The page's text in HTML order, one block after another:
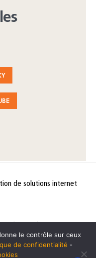
de solutions internet
le contrôle sur ceux
de confidentialité -